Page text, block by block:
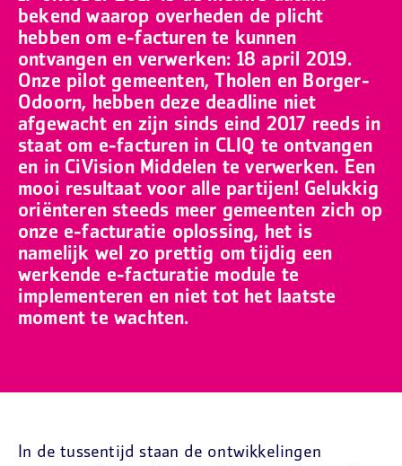
bekend waarop overheden de plicht
hebben om e-facturen te kunnen
ontvangen en verwerken: 18 april 2019.
Onze pilot gemeenten, Tholen en Borger-
Odoorn, hebben deze deadline niet
afgewacht en zijn sinds eind 2017 reeds in
staat om e-facturen in CLIQ te ontvangen
en in CiVision Middelen te verwerken. Een
mooi resultaat voor alle partijen! Gelukkig
oriënteren steeds meer gemeenten zich op
onze e-facturatie oplossing, het is
namelijk wel zo prettig om tijdig een
werkende e-facturatie module te
implementeren en niet tot het laatste
moment te wachten.
In de tussentijd staan de ontwikkelingen